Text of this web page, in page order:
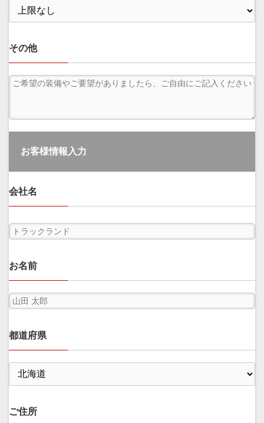
その他
お客様情報入力
会社名
お名前
都道府県
ご住所